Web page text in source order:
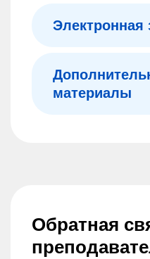
Электронная
материалы
Обратная